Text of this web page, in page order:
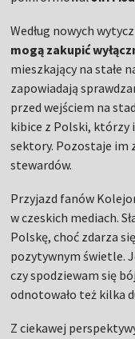
Według nowych
mogą zakupić
mieszkający na stałe
zapowiadają
przed wejściem na
kibice z Polski,
sektory. Pozostaje im
stewardów.
Przyjazd fanów
w czeskich mediach.
Polskę, choć zdarza
pozytywnym świetle.
czy spodziewam się
odnotowało też kilka
Z ciekawej